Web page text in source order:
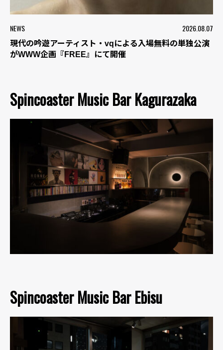
NEWS 2026.08.07
現代の吟遊アーティスト・vqによる入場無料の単独公演
がWWW企画『FREE』にて開催
Spincoaster Music Bar Kagurazaka
Spincoaster Music Bar Ebisu